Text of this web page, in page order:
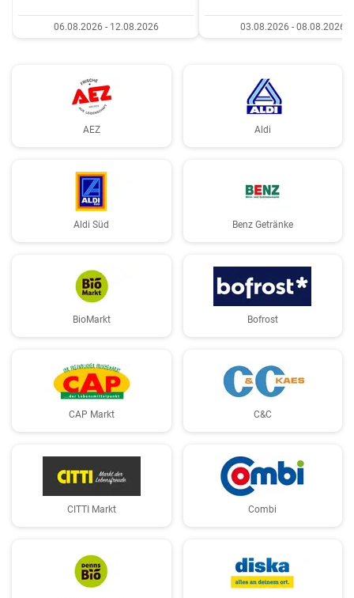
06.08.2026 - 12.08.2026 03.08.2026 - 08.08.2026
AEZ Aldi
Aldi Süd Benz Getränke
BioMarkt Bofrost
CAP Markt C&C
CITTI Markt Combi